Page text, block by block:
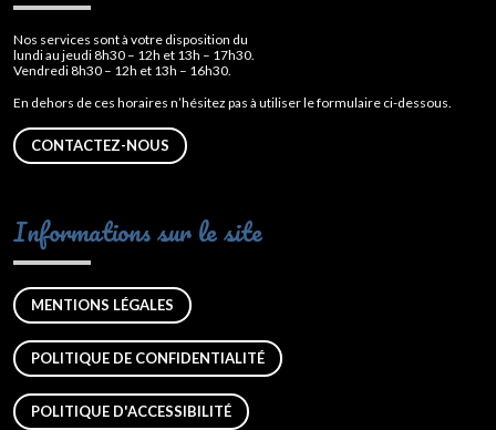
Nos services sont à votre disposition du
lundi au jeudi 8h30 – 12h et 13h – 17h30.
Vendredi 8h30 – 12h et 13h – 16h30.
En dehors de ces horaires n’hésitez pas à utiliser le formulaire ci-dessous.
CONTACTEZ-NOUS
Informations sur le site
MENTIONS LÉGALES
POLITIQUE DE CONFIDENTIALITÉ
POLITIQUE D'ACCESSIBILITÉ